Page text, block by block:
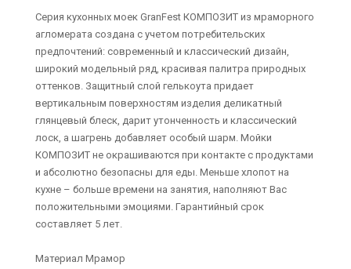
Серия кухонных моек GranFest КОМПОЗИТ из мраморного
агломерата создана с учетом потребительских
предпочтений: современный и классический дизайн,
широкий модельный ряд, красивая палитра природных
оттенков. Защитный слой гелькоута придает
вертикальным поверхностям изделия деликатный
глянцевый блеск, дарит утонченность и классический
лоск, а шагрень добавляет особый шарм. Мойки
КОМПОЗИТ не окрашиваются при контакте с продуктами
и абсолютно безопасны для еды. Меньше хлопот на
кухне – больше времени на занятия, наполняют Вас
положительными эмоциями. Гарантийный срок
составляет 5 лет.
Материал Мрамор